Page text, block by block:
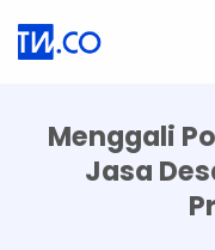
Menggali
Jasa